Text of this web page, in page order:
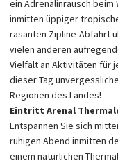
ein Adrenalinrausch beim
inmitten üppiger
rasanten Zipline-Abfahrt
vielen anderen
Vielfalt an Aktivitäten für
dieser Tag
Regionen des Landes!
Eintritt Arenal
Entspannen Sie sich
ruhigen Abend inmitten
einem natürlichen